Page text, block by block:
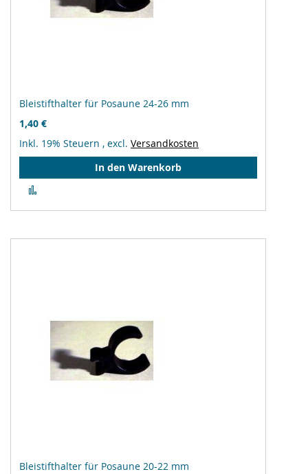
Bleistifthalter für Posaune 24-26 mm
1,40 €
Inkl. 19% Steuern , excl. Versandkosten
In den Warenkorb
hinzufügen
Bleistifthalter für Posaune 20-22 mm